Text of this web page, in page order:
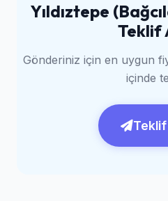
Yıldıztepe
Teklif
Gönderiniz için en uygun
içinde